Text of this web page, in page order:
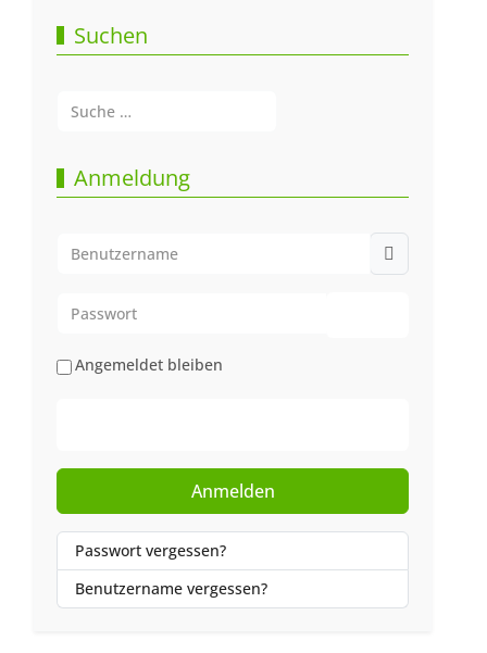
Suchen
Anmeldung
Angemeldet bleiben
Anmelden
Passwort vergessen?
Benutzername vergessen?